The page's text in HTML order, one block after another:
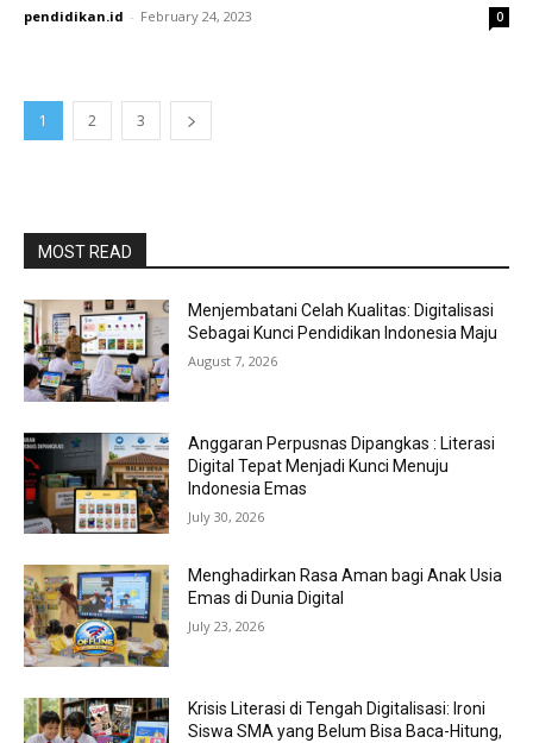
pendidikan.id - February 24, 2023 0
1 2 3
MOST READ
Menjembatani Celah Kualitas: Digitalisasi
Sebagai Kunci Pendidikan Indonesia Maju
August 7, 2026
Anggaran Perpusnas Dipangkas : Literasi
Digital Tepat Menjadi Kunci Menuju
Indonesia Emas
July 30, 2026
Menghadirkan Rasa Aman bagi Anak Usia
Emas di Dunia Digital
July 23, 2026
Krisis Literasi di Tengah Digitalisasi: Ironi
Siswa SMA yang Belum Bisa Baca-Hitung,